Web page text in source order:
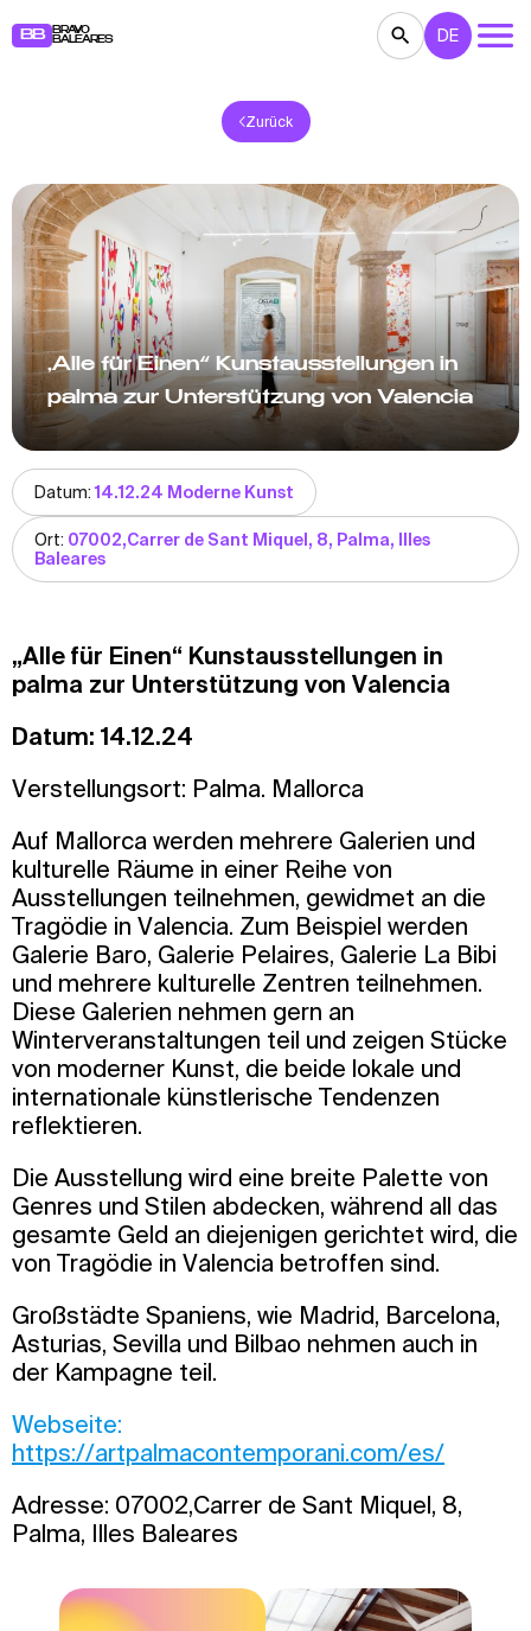
BB
BRAVO
BALEARES
THEATER
RESTAURANTS MÄRKTE PARTEIEN
FÜR KINDER BB NOTE
DE
Zurück
„Alle für Einen“ Kunstausstellungen in
palma zur Unterstützung von Valencia
Datum:14.12.24 Moderne Kunst
Ort: 07002,Carrer de Sant Miquel, 8, Palma, Illes
Baleares
„Alle für Einen“ Kunstausstellungen in
palma zur Unterstützung von Valencia
Datum: 14.12.24
Verstellungsort: Palma. Mallorca
Auf Mallorca werden mehrere Galerien und
kulturelle Räume in einer Reihe von
Ausstellungen teilnehmen, gewidmet an die
Tragödie in Valencia. Zum Beispiel werden
Galerie Baro, Galerie Pelaires, Galerie La Bibi
und mehrere kulturelle Zentren teilnehmen.
Diese Galerien nehmen gern an
Winterveranstaltungen teil und zeigen Stücke
von moderner Kunst, die beide lokale und
internationale künstlerische Tendenzen
reflektieren.
Die Ausstellung wird eine breite Palette von
Genres und Stilen abdecken, während all das
gesamte Geld an diejenigen gerichtet wird, die
von Tragödie in Valencia betroffen sind.
Großstädte Spaniens, wie Madrid, Barcelona,
Asturias, Sevilla und Bilbao nehmen auch in
der Kampagne teil.
Webseite:
https://artpalmacontemporani.com/es/
Adresse: 07002,Carrer de Sant Miquel, 8,
Palma, Illes Baleares